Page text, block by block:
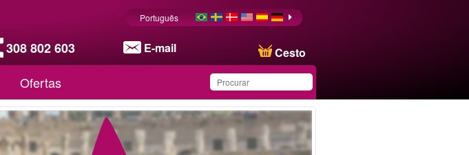
308 802 603 E-mail Cesto
Português
Ofertas
Produto salvo na lista de
favoritos